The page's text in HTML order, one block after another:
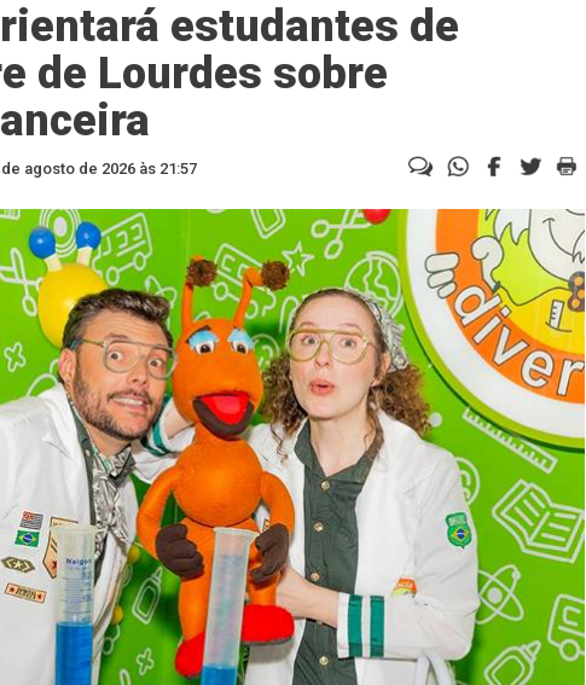
estudantes de
de Lourdes sobre
de agosto de 2026 às 21:57